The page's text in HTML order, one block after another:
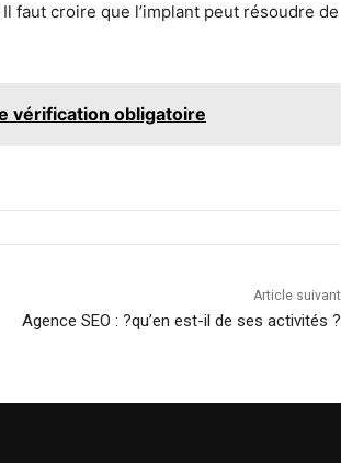
faut croire que l’implant peut résoudre de
vérification obligatoire
Article suivant
Agence SEO : ?qu’en est-il de ses activités ?